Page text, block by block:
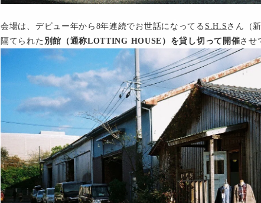
会場は、デビュー年から8年連続でお世話になってる S.H.Sさん（
隔てられた 別館（通称LOTTING HOUSE）を貸し切って開催させ